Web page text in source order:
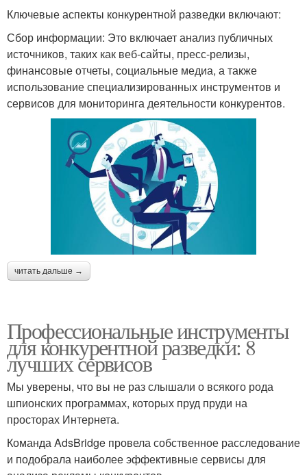
Ключевые аспекты конкурентной разведки включают:
Сбор информации: Это включает анализ публичных
источников, таких как веб-сайты, пресс-релизы,
финансовые отчеты, социальные медиа, а также
использование специализированных инструментов и
сервисов для мониторинга деятельности конкурентов.
читать дальше →
Профессиональные инструменты
для конкурентной разведки: 8
лучших сервисов
Мы уверены, что вы не раз слышали о всякого рода
шпионских программах, которых пруд пруди на
просторах Интернета.
Команда AdsBridge провела собственное расследование
и подобрала наиболее эффективные сервисы для